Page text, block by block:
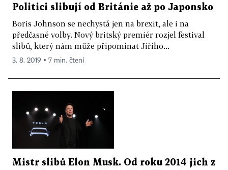
Politici slibují od Británie až po Japonsko
Boris Johnson se nechystá jen na brexit, ale i na
předčasné volby. Nový britský premiér rozjel festival
slibů, který nám může připomínat Jiřího...
3. 8. 2019 ▪ 7 min. čtení
Mistr slibů Elon Musk. Od roku 2014 jich z